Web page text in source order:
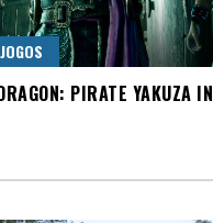
JOGOS
PIRATE YAKUZA